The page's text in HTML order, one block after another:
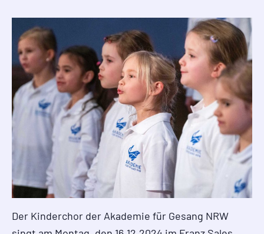
Der Kinderchor der Akademie für Gesang NRW